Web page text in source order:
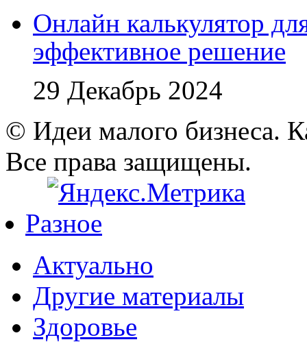
Онлайн калькулятор
эффективное решение
29 Декабрь 2024
© Идеи малого бизнеса.
Все права защищены.
Разное
Актуально
Другие материалы
Здоровье